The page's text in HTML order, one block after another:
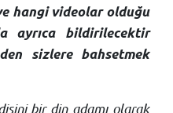
hangi videolar olduğu
ayrıca bildirilecektir
sizlere bahsetmek
bir din adamı olarak